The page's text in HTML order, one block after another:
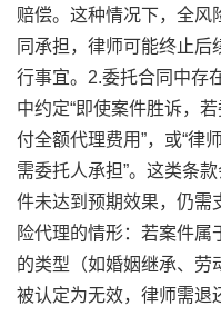
赔偿。这种情况下，全风
同承担，律师可能终止
行事宜。2.委托合同中存
中约定“即使案件胜诉，
付全额代理费用”，或“律
需委托人承担”。这类条
件未达到预期效果，仍需
险代理的情形：若案件
的类型（如婚姻继承、劳
被认定为无效，律师需退